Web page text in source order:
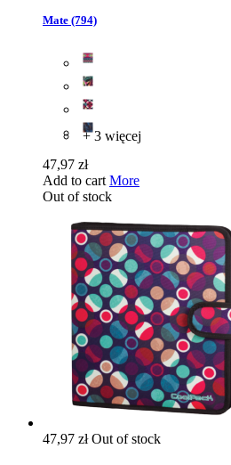
Mate (794)
+ 3 więcej
47,97 zł
Add to cart More
Out of stock
47,97 złOut of stock